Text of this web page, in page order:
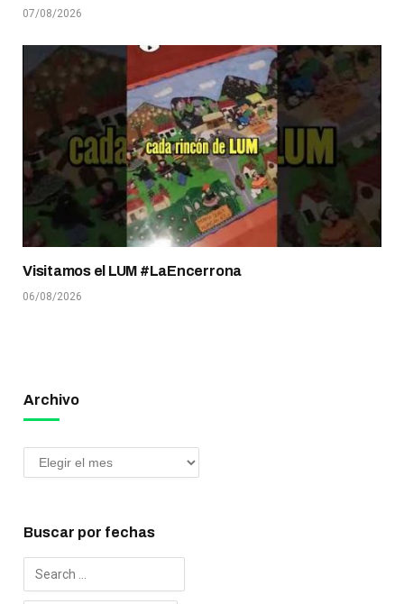
07/08/2026
Visitamos el LUM #LaEncerrona
06/08/2026
Archivo
Buscar por fechas